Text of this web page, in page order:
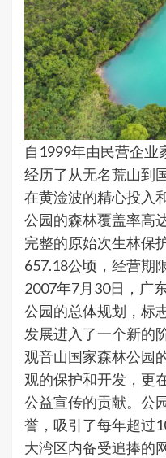
自1999年由民营企业
经历了从无名荒山到
在黄淦波的精心投入
公园的森林覆盖率高
完整的原始次生林保
657.18公顷，经营期
2007年7月30日，广
公园的总体规划，标
发展进入了一个新的
观音山国家森林公园
观的保护和开发，更
公益宣传的贡献。公
誉，吸引了每年超过
大湾区内备受追捧的